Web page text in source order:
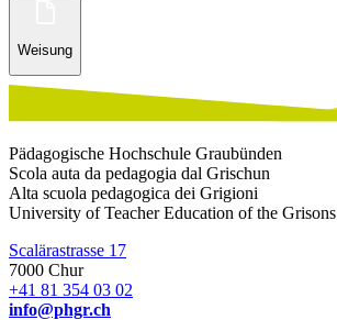
Weisung
Pädagogische Hochschule Graubünden
Scola auta da pedagogia dal Grischun
Alta scuola pedagogica dei Grigioni
University of Teacher Education of the Grisons
Scalärastrasse 17
7000 Chur
+41 81 354 03 02
info@phgr.ch